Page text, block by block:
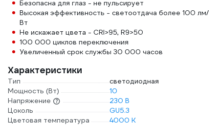
Безопасна для глаз - не пульсирует
Высокая эффективность - светоотдача более 100 лм/
Вт
Не искажает цвета - CRI>95, R9>50
100 000 циклов переключения
Увеличенный срок службы 30 000 часов
Характеристики
Тип
светодиодная
Мощность (Вт)
10
Напряжение
230 В
Цоколь
GU5.3
Цветовая температура
4000 К